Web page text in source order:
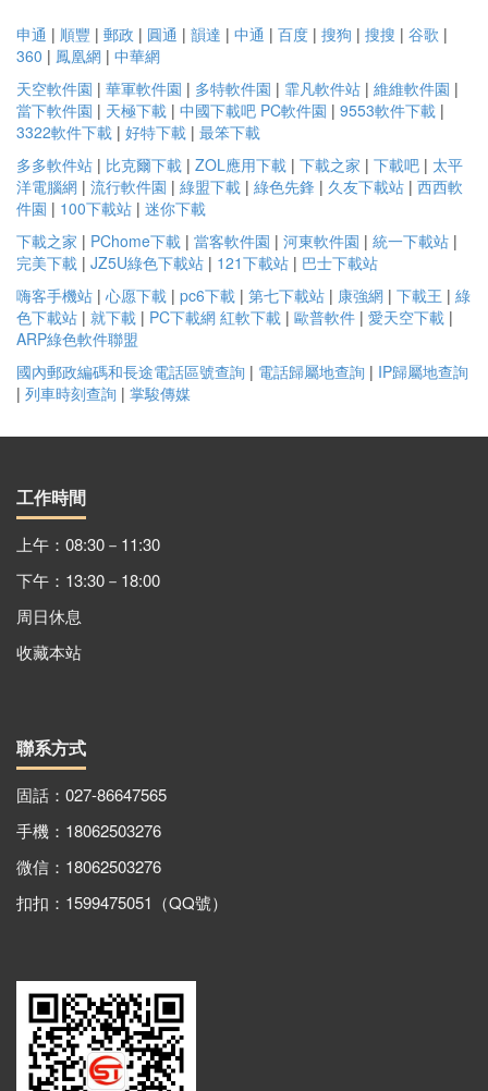
申通 | 順豐 | 郵政 | 圓通 | 韻達 | 中通 | 百度 | 搜狗 | 搜搜 | 谷歌 |
360 | 鳳凰網 | 中華網
天空軟件園 | 華軍軟件園 | 多特軟件園 | 霏凡軟件站 | 維維軟件園 |
當下軟件園 | 天極下載 | 中國下載吧 PC軟件園 | 9553軟件下載 |
3322軟件下載 | 好特下載 | 最笨下載
多多軟件站 | 比克爾下載 | ZOL應用下載 | 下載之家 | 下載吧 | 太平
洋電腦網 | 流行軟件園 | 綠盟下載 | 綠色先鋒 | 久友下載站 | 西西軟
件園 | 100下載站 | 迷你下載
下載之家 | PChome下載 | 當客軟件園 | 河東軟件園 | 統一下載站 |
完美下載 | JZ5U綠色下載站 | 121下載站 | 巴士下載站
嗨客手機站 | 心愿下載 | pc6下載 | 第七下載站 | 康強網 | 下載王 | 綠
色下載站 | 就下載 | PC下載網 紅軟下載 | 歐普軟件 | 愛天空下載 |
ARP綠色軟件聯盟
國內郵政編碼和長途電話區號查詢 | 電話歸屬地查詢 | IP歸屬地查詢
| 列車時刻查詢 | 掌駿傳媒
工作時間
上午：08:30－11:30
下午：13:30－18:00
周日休息
收藏本站
聯系方式
固話：027-86647565
手機：18062503276
微信：18062503276
扣扣：1599475051（QQ號）